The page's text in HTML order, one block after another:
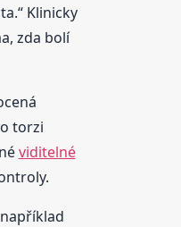
Klinicky
zda bolí
torzi
viditelné